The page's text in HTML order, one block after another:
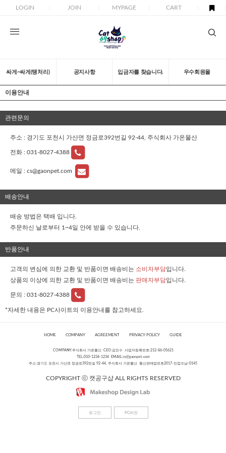
LOGIN JOIN MYPAGE CART
싸게~싸게(땡처리) 공지사항 입금자를 찾습니다. 우수회원몰
이용안내
관련문의
주소 : 경기도 포천시 가산면 정금로392번길 92-44, 주식회사 가온물산
전화 : 031-8027-4388
메일 : cs@gaonpet.com
배송안내
배송 방법은 택배 입니다.
주문하신 날로부터 1~4일 안에 받을 수 있습니다.
반품안내
고객의 변심에 의한 교환 및 반품이면 배송비는 소비자부담입니다.
상품의 이상에 의한 교환 및 반품이면 배송비는 판매자부담입니다.
문의 : 031-8027-4388
*자세한 내용은 PC사이트의 이용안내를 참고하세요.
HOME COMPANY AGREEMENT PRIVACY POLICY GUIDE
COMPANY:주식회사 가온물산 CEO:김민수 사업자등록번호:212-86-05621
TEL:010-1234-1234 EMAIL:cs@gaonpet.com
주소:경기도 포천시 가산면 정금로392번길 92-44, 주식회사 가온물산 통신판매업번호2017-진접오남-0145
COPYRIGHT ⓒ 캣공구샵 ALL RIGHTS RESERVED
로그인 PC버전